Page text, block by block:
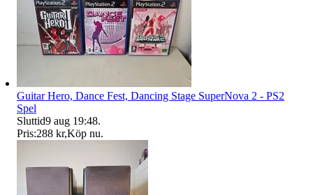
Guitar Hero, Dance Fest, Dancing Stage SuperNova 2 - PS2
Spel
Sluttid9 aug 19:48.
Pris:288 kr,Köp nu.